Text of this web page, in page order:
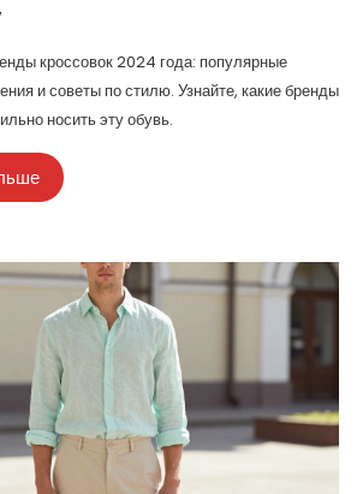
кроссовок 2024 года: популярные
и советы по стилю. Узнайте, какие бренды
носить эту обувь.